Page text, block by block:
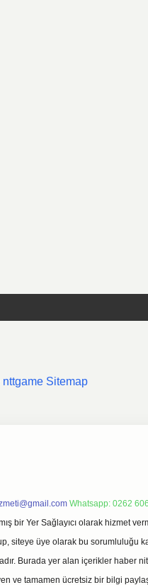
nttgame Sitemap
Whatsapp: 0262
bir Yer Sağlayıcı olarak hizmet
siteye üye olarak bu sorumluluğu
Burada yer alan içerikler haber
ve tamamen ücretsiz bir bilgi